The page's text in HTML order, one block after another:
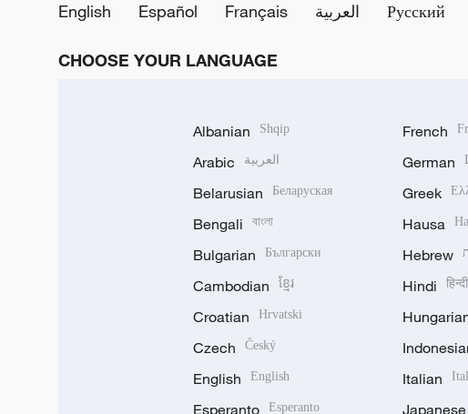
English
Español Français العربية Русский
CHOOSE YOUR LANGUAGE
Albanian Shqip
Arabic العربية
Belarusian Беларуская
Bengali বাংলা
Bulgarian Български
Cambodian ខ្មែរ
Croatian Hrvatski
Czech Český
English English
Esperanto Esperanto
French
German
Greek
Hausa
Hebrew
Hindi हिन्दी
Italian
Japanese